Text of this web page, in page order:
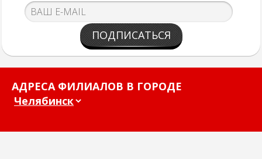
ПОДПИСАТЬСЯ
АДРЕСА ФИЛИАЛОВ В ГОРОДЕ